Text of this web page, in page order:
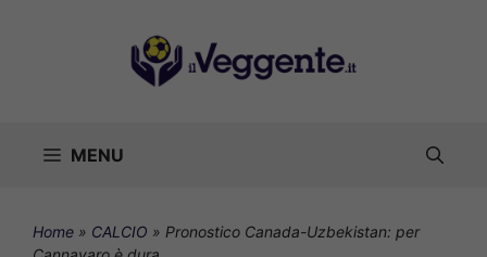
MENU
Home » CALCIO » Pronostico Canada-Uzbekistan: per